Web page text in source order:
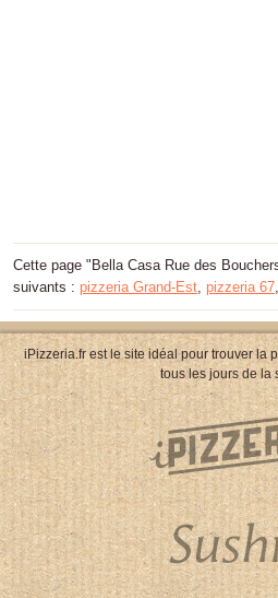
Cette page "Bella Casa Rue des
suivants : pizzeria Grand-Est pizzeria 67
iPizzeria.fr est le site idéal pour trouver la
tous les jours de la